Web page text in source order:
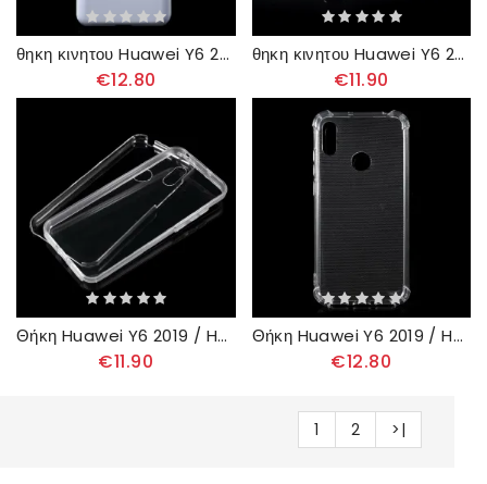
θηκη κινητου Huawei Y6 2019 / Honor 8A Άκαμπτο Κλασικό
€12.80
θηκη κινητου Huawei Y6 2019 / Honor 8A Εμπρός Και Πίσω
€11.90
Θήκη Huawei Y6 2019 / Honor 8A Εμπρός Και Πίσω Διαφανές
€11.90
Θήκη Huawei Y6 2019 / Honor 8A Καθαρίστε Τις Ενισχυμένες Γωνίες
€12.80
1 2 >|